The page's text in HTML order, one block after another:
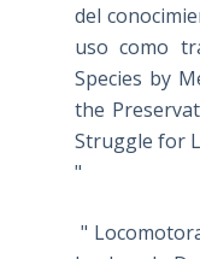
del
uso como
Species by
the
Struggle for
"
"